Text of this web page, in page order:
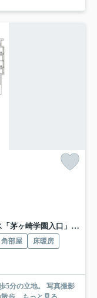
学園入口」 停歩9分
角部屋
床暖房